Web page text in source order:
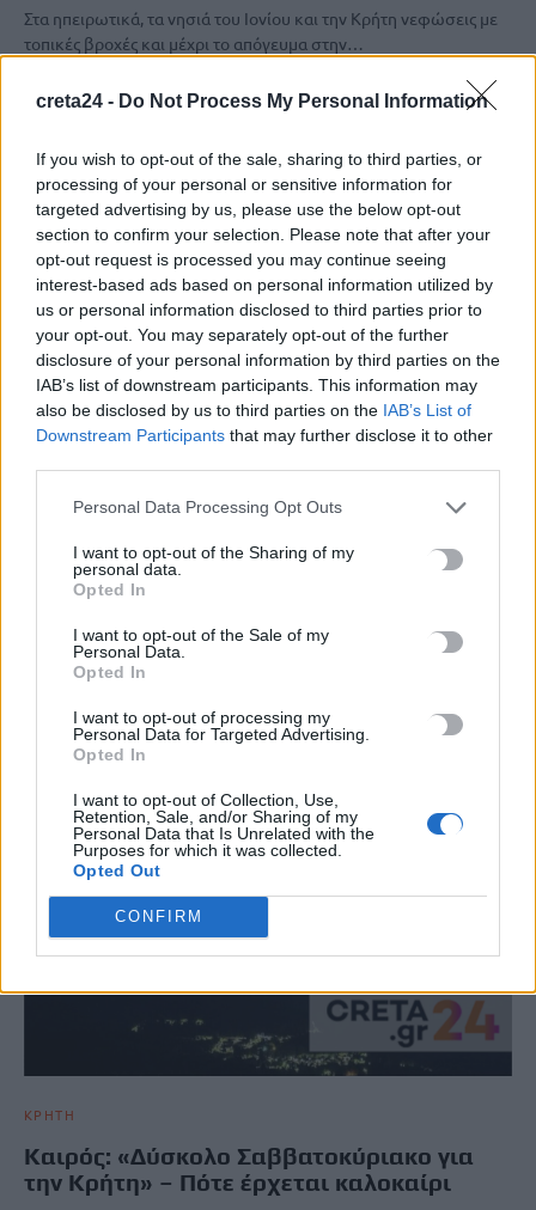
creta24 - Do Not Process My Personal Information
If you wish to opt-out of the sale, sharing to third parties, or
processing of your personal or sensitive information for
targeted advertising by us, please use the below opt-out
section to confirm your selection. Please note that after your
opt-out request is processed you may continue seeing
interest-based ads based on personal information utilized by
us or personal information disclosed to third parties prior to
your opt-out. You may separately opt-out of the further
disclosure of your personal information by third parties on the
IAB’s list of downstream participants. This information may
also be disclosed by us to third parties on the IAB’s List of
Downstream Participants that may further disclose it to other
Personal Data Processing Opt Outs
I want to opt-out of the Sharing of my
personal data.
Opted In
I want to opt-out of the Sale of my
Personal Data.
Opted In
I want to opt-out of processing my
Personal Data for Targeted Advertising.
Opted In
I want to opt-out of Collection, Use,
Retention, Sale, and/or Sharing of my
Personal Data that Is Unrelated with the
Purposes for which it was collected.
Opted Out
CONFIRM
Στα ηπειρωτικά, τα νησιά του Ιονίου και την Κρήτη νεφώσεις με
τοπικές βροχές και μέχρι το απόγευμα στην…
Βροχερή μέρα για την Κρήτη – Η
πρόγνωση για τις μεγαλύτερες πόλεις του
νησιού
προγνωστικά στοιχεία του meteo.gr να δείχνουν πως τα
φαινόμενα…
ΚΡΗΤΗ
Καιρός: «Δύσκολο Σαββατοκύριακο για
την Κρήτη» – Πότε έρχεται καλοκαίρι